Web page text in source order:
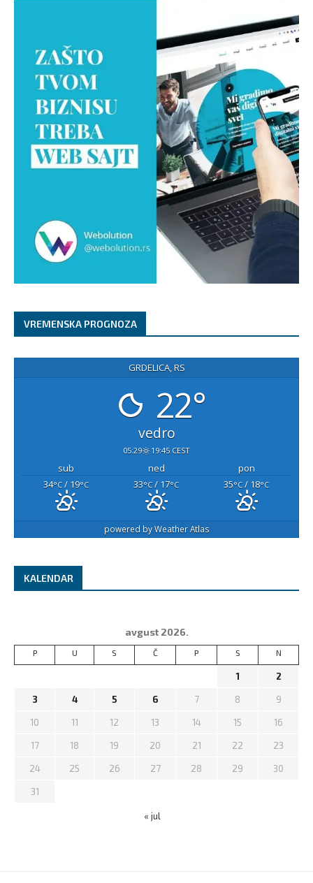
VREMENSKA PROGNOZA
GRDELICA, RS
22°
vedro
05:29 19:45 CEST
sub ned
pon
34°C / 19°C 33°C / 17°C 35°C / 18°C
powered byWeather Atlas
KALENDAR
avgust 2026.
P U S Č P S N
1 2
3 4 5 6 7 8 9
10 11 12 13 14 15 16
17 18 19 20 21 22 23
24 25 26 27 28 29 30
31
« jul